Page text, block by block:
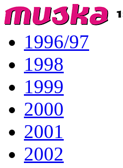
1996/97
1998
1999
2000
2001
2002